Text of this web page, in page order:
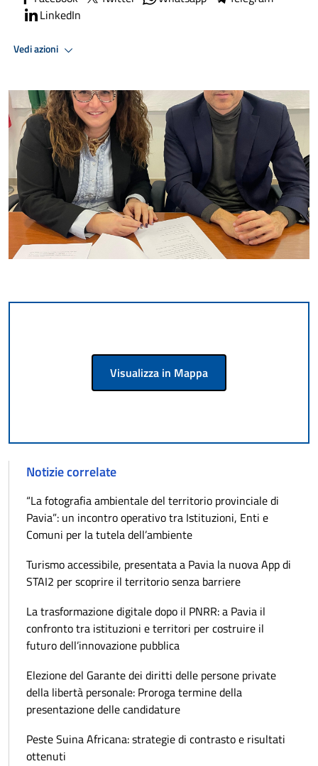
LinkedIn
Vedi azioni
Visualizza in Mappa
Notizie correlate
“La fotografia ambientale del territorio provinciale di
Pavia”: un incontro operativo tra Istituzioni, Enti e
Comuni per la tutela dell’ambiente
Turismo accessibile, presentata a Pavia la nuova App di
STAI2 per scoprire il territorio senza barriere
La trasformazione digitale dopo il PNRR: a Pavia il
confronto tra istituzioni e territori per costruire il
futuro dell’innovazione pubblica
Elezione del Garante dei diritti delle persone private
della libertà personale: Proroga termine della
presentazione delle candidature
Peste Suina Africana: strategie di contrasto e risultati
ottenuti